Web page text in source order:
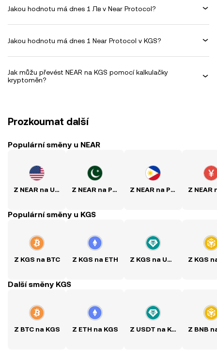
Jakou hodnotu má dnes 1 Лв v Near Protocol?
Jakou hodnotu má dnes 1 Near Protocol v KGS?
Jak můžu převést NEAR na KGS pomocí kalkulačky
kryptoměn?
Prozkoumat další
Populární směny u NEAR
Z NEAR na USD Z NEAR na PKR Z NEAR na PHP
Populární směny u KGS
Z KGS na BTC Z KGS na ETH Z KGS na USDT
Další směny KGS
Z BTC na KGS Z ETH na KGS Z USDT na KGS